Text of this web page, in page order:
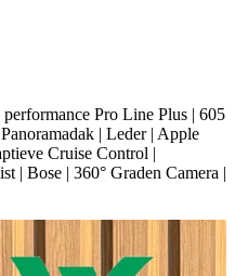
Pro Line Plus | 605
| Leder | Apple
Cruise Control |
| Bose | 360° Graden Camera |